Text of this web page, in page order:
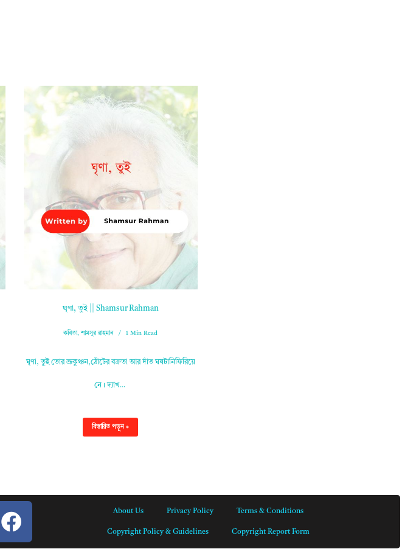
ঘৃণা, তুই || Shamsur Rahman
কবিতা,শামসুর রাহমান 1 Min Read
ঘৃণা, তুই তোর ভ্রূকুঞ্চন,ঠোঁটের বক্রতা আর দাঁত ঘষটানিফিরিয়ে
নে। দ্যাখ…
বিস্তারিত পড়ুন »
About Us Privacy Policy Terms & Conditions
Copyright Policy & Guidelines Copyright Report Form